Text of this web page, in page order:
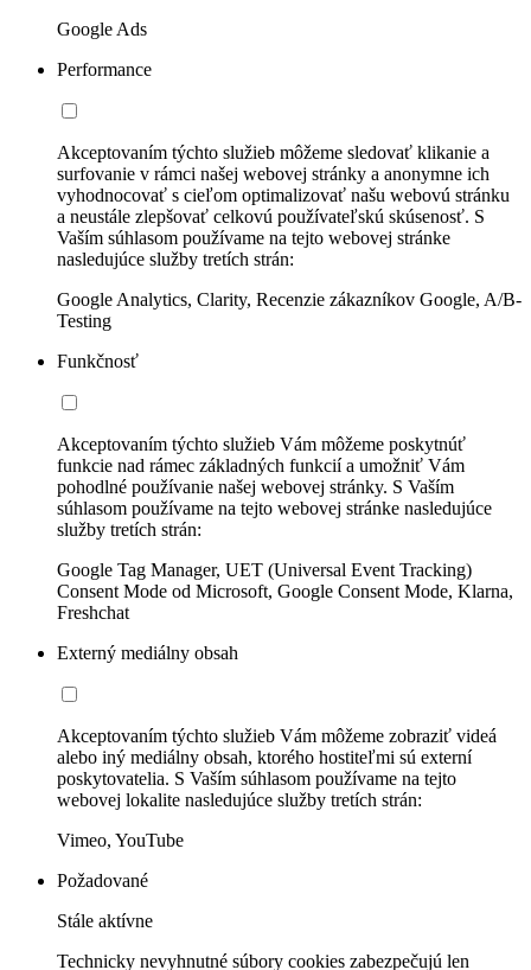
Google Ads
Performance
Akceptovaním týchto služieb môžeme sledovať klikanie a
surfovanie v rámci našej webovej stránky a anonymne ich
vyhodnocovať s cieľom optimalizovať našu webovú stránku
a neustále zlepšovať celkovú používateľskú skúsenosť. S
Vaším súhlasom používame na tejto webovej stránke
nasledujúce služby tretích strán:
Google Analytics, Clarity, Recenzie zákazníkov Google, A/B-
Testing
Funkčnosť
Akceptovaním týchto služieb Vám môžeme poskytnúť
funkcie nad rámec základných funkcií a umožniť Vám
pohodlné používanie našej webovej stránky. S Vaším
súhlasom používame na tejto webovej stránke nasledujúce
služby tretích strán:
Google Tag Manager, UET (Universal Event Tracking)
Consent Mode od Microsoft, Google Consent Mode, Klarna,
Freshchat
Externý mediálny obsah
Akceptovaním týchto služieb Vám môžeme zobraziť videá
alebo iný mediálny obsah, ktorého hostiteľmi sú externí
poskytovatelia. S Vaším súhlasom používame na tejto
webovej lokalite nasledujúce služby tretích strán:
Vimeo, YouTube
Požadované
Stále aktívne
Technicky nevyhnutné súbory cookies zabezpečujú len